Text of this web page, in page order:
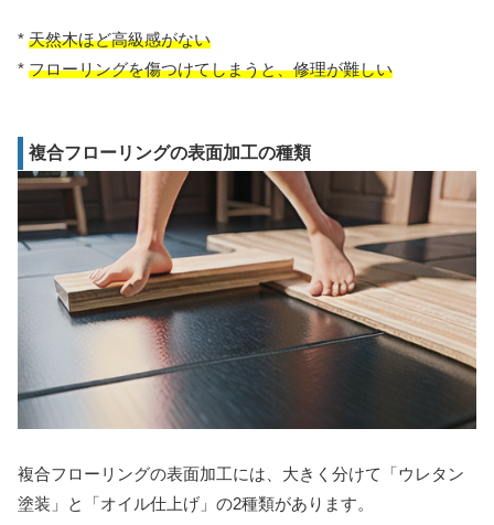
* 天然木ほど高級感がない
* フローリングを傷つけてしまうと、修理が難しい
複合フローリングの表面加工の種類
複合フローリングの表面加工には、大きく分けて「ウレタン
塗装」と「オイル仕上げ」の2種類があります。